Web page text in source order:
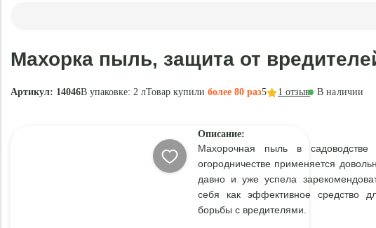
Махорка пыль, защита от
Артикул: 14046В упаковке: 2 лТовар купили более 80 раз5 1 отзыв В наличии
Описание:
Махорочная пыль в садоводстве
огородничестве применяется
давно и уже успела
себя как эффективное средство
борьбы с вредителями.